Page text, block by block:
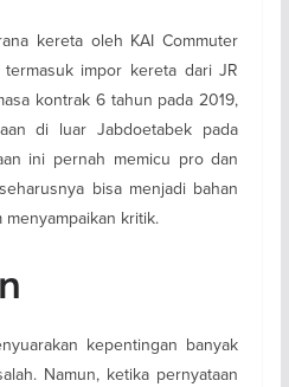
kereta oleh KAI Commuter
impor kereta dari JR
kontrak 6 tahun pada 2019,
di luar Jabdoetabek pada
ini pernah memicu pro dan
bisa menjadi bahan
kritik.
kepentingan banyak
Namun, ketika pernyataan